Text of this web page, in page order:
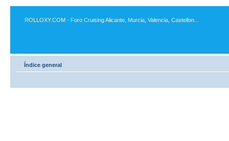
ROLLOXY.COM - Foro Cruising Alicante, Murcia, Valencia, Castellon...
Índice general